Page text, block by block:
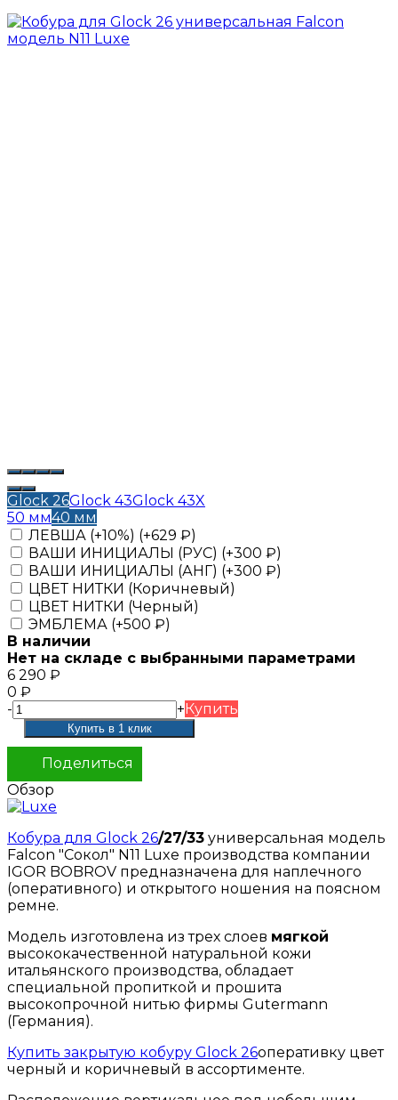
Glock 26Glock 43Glock 43X
50 мм40 мм
ЛЕВША (+10%) (+629 ₽)
ВАШИ ИНИЦИАЛЫ (РУС) (+300 ₽)
ВАШИ ИНИЦИАЛЫ (АНГ) (+300 ₽)
ЦВЕТ НИТКИ (Коричневый)
ЦВЕТ НИТКИ (Черный)
ЭМБЛЕМА (+500 ₽)
В наличии
Нет на складе с выбранными параметрами
6 290 ₽
0 ₽
-
+Купить
Поделиться
Обзор
Кобура для Glock 26/27/33 универсальная модель
Falcon "Сокол" N11 Luxe производства компании
IGOR BOBROV предназначена для наплечного
(оперативного) и открытого ношения на поясном
ремне.
Модель изготовлена из трех слоев мягкой
высококачественной натуральной кожи
итальянского производства, обладает
специальной пропиткой и прошита
высокопрочной нитью фирмы Gutermann
(Германия).
Купить закрытую кобуру Glock 26оперативку цвет
черный и коричневый в ассортименте.